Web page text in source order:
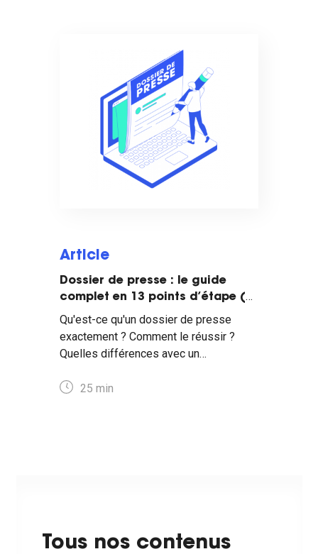
Article
Dossier de presse : le guide
complet en 13 points d’étape (+
modèles et exemples)
Qu'est-ce qu'un dossier de presse
exactement ? Comment le réussir ?
Quelles différences avec un
👇
25 min
Tous nos contenus